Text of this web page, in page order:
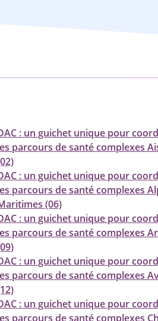
: un guichet unique pour
parcours de santé complexes
: un guichet unique pour
parcours de santé complexes
(06)
: un guichet unique pour
parcours de santé complexes
: un guichet unique pour
parcours de santé complexes
: un guichet unique pour
parcours de santé complexes